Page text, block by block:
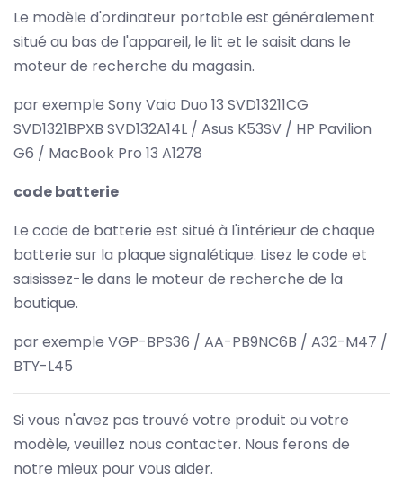
Le modèle d'ordinateur portable est généralement
situé au bas de l'appareil, le lit et le saisit dans le
moteur de recherche du magasin.
par exemple Sony Vaio Duo 13 SVD13211CG
SVD1321BPXB SVD132A14L / Asus K53SV / HP Pavilion
G6 / MacBook Pro 13 A1278
code batterie
Le code de batterie est situé à l'intérieur de chaque
batterie sur la plaque signalétique. Lisez le code et
saisissez-le dans le moteur de recherche de la
boutique.
par exemple VGP-BPS36 / AA-PB9NC6B / A32-M47 /
BTY-L45
Si vous n'avez pas trouvé votre produit ou votre
modèle, veuillez nous contacter. Nous ferons de
notre mieux pour vous aider.